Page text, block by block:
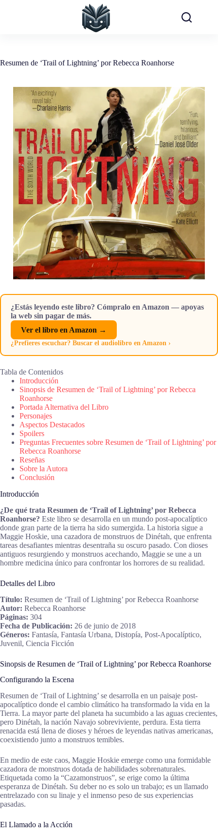
Resumen de ‘Trail of Lightning’ por Rebecca Roanhorse
¿Estás leyendo este libro? Cómpralo en Amazon — apoyas
la web sin pagar de más.
Ver el libro en Amazon →
¿Prefieres escuchar? Buscar el audiolibro en Amazon ›
Tabla de Contenidos
Introducción
Sinopsis de Resumen de ‘Trail of Lightning’ por Rebecca
Roanhorse
Portada Alternativa del Libro
Personajes
Aspectos Destacados
Spoilers
Preguntas Frecuentes sobre Resumen de ‘Trail of Lightning’ por
Rebecca Roanhorse
Reseñas
Sobre la Autora
Conclusión
Introducción
¿De qué trata Resumen de ‘Trail of Lightning’ por Rebecca
Roanhorse? Este libro se desarrolla en un mundo post-apocalíptico
donde gran parte de la tierra ha sido sumergida. La historia sigue a
Maggie Hoskie, una cazadora de monstruos de Dinétah, que enfrenta
tareas desafiantes mientras desentraña su oscuro pasado. Con dioses
antiguos resurgiendo y monstruos acechando, Maggie se une a un
hombre medicina único para confrontar los horrores de su realidad.
Detalles del Libro
Título: Resumen de ‘Trail of Lightning’ por Rebecca Roanhorse
Autor: Rebecca Roanhorse
Páginas: 304
Fecha de Publicación: 26 de junio de 2018
Géneros: Fantasía, Fantasía Urbana, Distopía, Post-Apocalíptico,
Juvenil, Ciencia Ficción
Sinopsis de Resumen de ‘Trail of Lightning’ por Rebecca Roanhorse
Configurando la Escena
Resumen de ‘Trail of Lightning’ se desarrolla en un paisaje post-
apocalíptico donde el cambio climático ha transformado la vida en la
Tierra. La mayor parte del planeta ha sucumbido a las aguas crecientes,
pero Dinétah, la nación Navajo sobreviviente, perdura. Esta tierra
renacida está llena de dioses y héroes de leyendas nativas americanas,
coexistiendo junto a monstruos temibles.
En medio de este caos, Maggie Hoskie emerge como una formidable
cazadora de monstruos dotada de habilidades sobrenaturales.
Etiquetada como la “Cazamonstruos”, se erige como la última
esperanza de Dinétah. Su deber no es solo un trabajo; es un llamado
entrelazado con su linaje y el inmenso peso de sus experiencias
pasadas.
El Llamado a la Acción